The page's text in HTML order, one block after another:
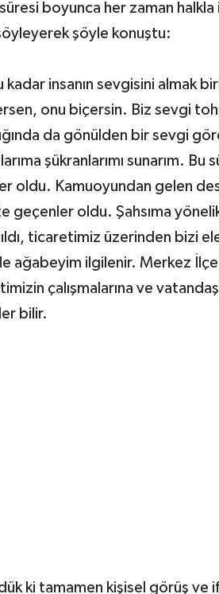
boyunca her zaman
şöyle konuştu:
insanın sevgisini almak
onu biçersin. Biz sevgi
da gönülden bir sevgi
şükranlarımı sunarım. Bu
oldu. Kamuoyundan gelen
geçenler oldu. Şahsıma
ticaretimiz üzerinden bizi
ağabeyim ilgilenir. Merkez İlçe
çalışmalarına ve
bilir.
ki tamamen kişisel görüş ve